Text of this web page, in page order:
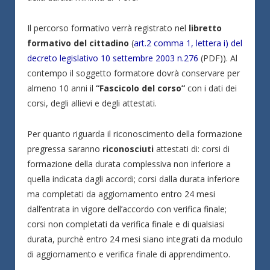
Il percorso formativo verrà registrato nel libretto
formativo del cittadino (art.2 comma 1, lettera i) del
decreto legislativo 10 settembre 2003 n.276 (PDF)). Al
contempo il soggetto formatore dovrà conservare per
almeno 10 anni il “Fascicolo del corso” con i dati dei
corsi, degli allievi e degli attestati.
Per quanto riguarda il riconoscimento della formazione
pregressa saranno riconosciuti attestati di: corsi di
formazione della durata complessiva non inferiore a
quella indicata dagli accordi; corsi dalla durata inferiore
ma completati da aggiornamento entro 24 mesi
dall’entrata in vigore dell’accordo con verifica finale;
corsi non completati da verifica finale e di qualsiasi
durata, purchè entro 24 mesi siano integrati da modulo
di aggiornamento e verifica finale di apprendimento.